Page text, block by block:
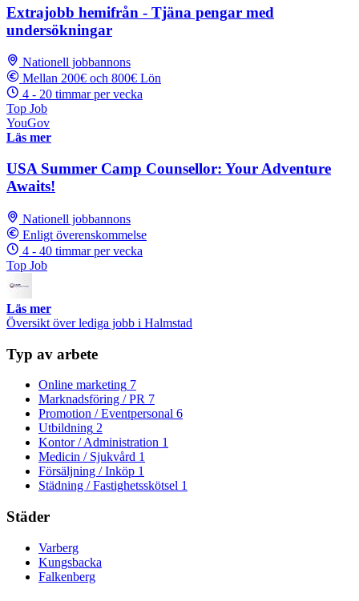
Extrajobb hemifrån - Tjäna pengar med
undersökningar
Nationell jobbannons
Mellan 200€ och 800€ Lön
4 - 20 timmar per vecka
Top Job
YouGov
Läs mer
USA Summer Camp Counsellor: Your Adventure
Awaits!
Nationell jobbannons
Enligt överenskommelse
4 - 40 timmar per vecka
Top Job
Läs mer
Översikt över lediga jobb i Halmstad
Typ av arbete
Online marketing 7
Marknadsföring / PR 7
Promotion / Eventpersonal 6
Utbildning 2
Kontor / Administration 1
Medicin / Sjukvård 1
Försäljning / Inköp 1
Städning / Fastighetsskötsel 1
Städer
Varberg
Kungsbacka
Falkenberg